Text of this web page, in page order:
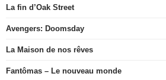
La fin d’Oak Street
Avengers: Doomsday
La Maison de nos rêves
Fantômas – Le nouveau monde